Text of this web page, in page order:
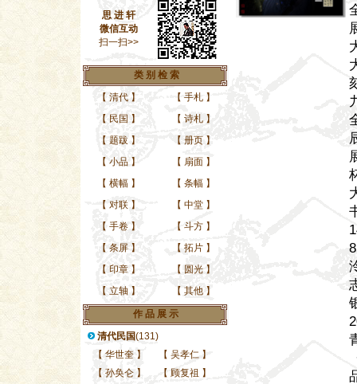
思 进 轩
微信互动
扫一扫>>
类 别 检 索
【 清代 】 【 手札 】
【 民国 】 【 诗札 】
【 题跋 】 【 册页 】
【 小品 】 【 扇面 】
【 横幅 】 【 条幅 】
【 对联 】 【 中堂 】
【 手卷 】 【 斗方 】
【 条屏 】 【 拓片 】
【 印章 】 【 圆光 】
【 立轴 】 【 其他 】
作 品 展 示
清代民国(131)
【 华世奎 】 【 吴孝仁 】
【 孙奂仑 】 【 顾复祖 】